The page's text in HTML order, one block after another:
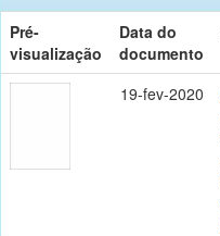
Pré-
visualização
Data do
documento
19-fev-2020